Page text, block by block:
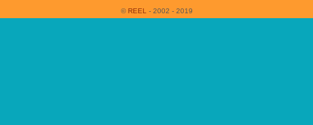
© REEL - 2002 - 2019